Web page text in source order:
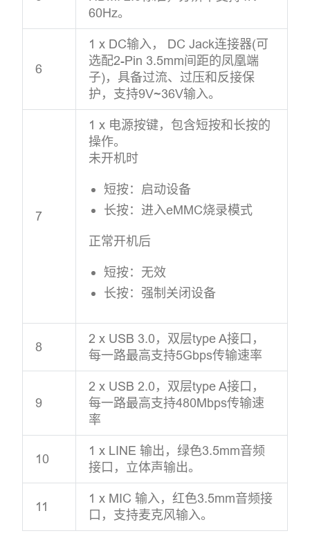
60Hz。
6
1 x DC输入， DC Jack连接器(可
选配2-Pin 3.5mm间距的凤凰端
子)，具备过流、过压和反接保
护，支持9V~36V输入。
7
1 x 电源按键，包含短按和长按的
操作。
未开机时
短按：启动设备
长按：进入eMMC烧录模式
正常开机后
短按：无效
长按：强制关闭设备
8
2 x USB 3.0，双层type A接口，
每一路最高支持5Gbps传输速率
9
2 x USB 2.0，双层type A接口，
每一路最高支持480Mbps传输速
率
10
1 x LINE 输出，绿色3.5mm音频
接口，立体声输出。
11
1 x MIC 输入，红色3.5mm音频接
口，支持麦克风输入。